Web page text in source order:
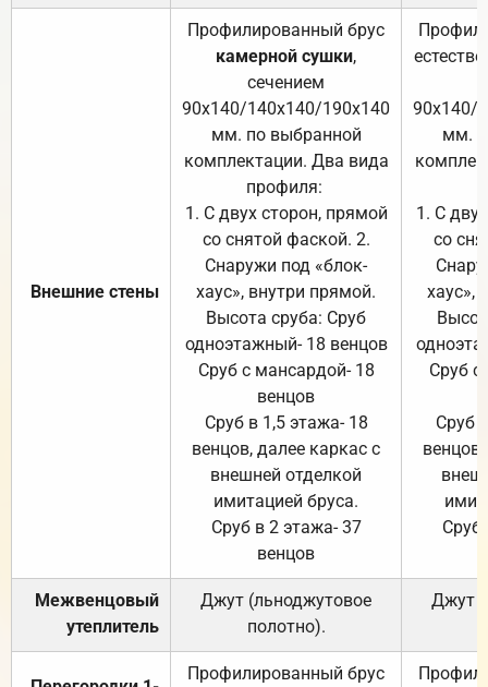
Внешние стены
Профилированный брус
камерной сушки,
сечением
90х140/140х140/190х140
мм. по выбранной
комплектации. Два вида
профиля:
1. С двух сторон, прямой
со снятой фаской. 2.
Снаружи под «блок-
хаус», внутри прямой.
Высота сруба: Сруб
одноэтажный- 18 венцов
Сруб с мансардой- 18
венцов
Сруб в 1,5 этажа- 18
венцов, далее каркас с
внешней отделкой
имитацией бруса.
Сруб в 2 этажа- 37
венцов
90х140/
мм.
1. С
со
хаус»,
Сруб с
Сруб
Сруб
Межвенцовый
утеплитель
Джут (льноджутовое
полотно).
Джут
Профилированный брус